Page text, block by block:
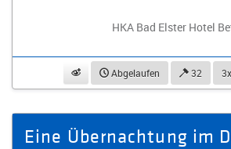
HKA Bad Elster Hotel
beobachtenAbgelaufen 32